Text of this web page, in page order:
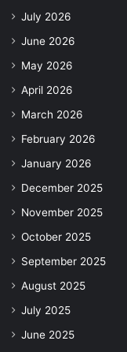
July 2026
June 2026
May 2026
April 2026
March 2026
February 2026
January 2026
December 2025
November 2025
October 2025
September 2025
August 2025
July 2025
June 2025